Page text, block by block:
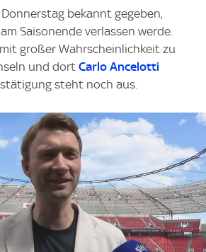
bekannt gegeben,
Saisonende verlassen werde.
großer Wahrscheinlichkeit zu
und dort Carlo Ancelotti
steht noch aus.